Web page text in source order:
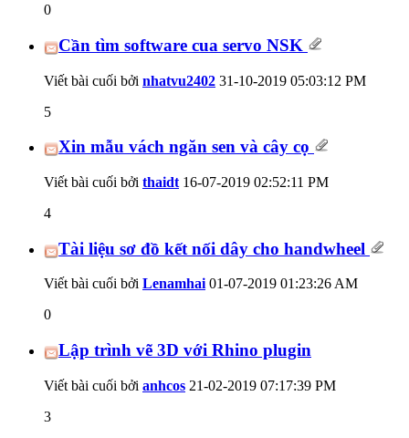
0
Cần tìm software cua servo NSK
Viết bài cuối bởi nhatvu2402 31-10-2019 05:03:12 PM
5
Xin mẫu vách ngăn sen và cây cọ
Viết bài cuối bởi thaidt 16-07-2019 02:52:11 PM
4
Tài liệu sơ đồ kết nối dây cho handwheel
Viết bài cuối bởi Lenamhai01-07-2019 01:23:26 AM
0
Lập trình vẽ 3D với Rhino plugin
Viết bài cuối bởi anhcos 21-02-2019 07:17:39 PM
3